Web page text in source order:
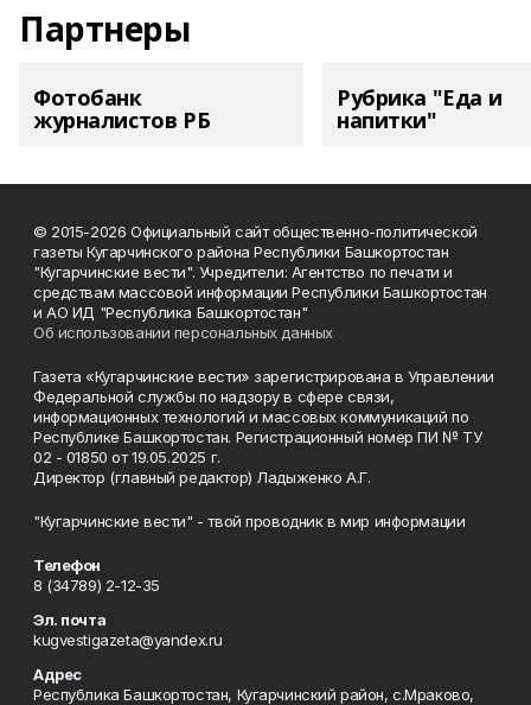
Партнеры
Фотобанк
журналистов РБ
Рубрика "Еда и
напитки"
© 2015-2026 Официальный сайт общественно-политической
газеты Кугарчинского района Республики Башкортостан
"Кугарчинские вести". Учредители: Агентство по печати и
средствам массовой информации Республики Башкортостан
и АО ИД "Республика Башкортостан"
Об использовании персональных данных
Газета «Кугарчинские вести» зарегистрирована в Управлении
Федеральной службы по надзору в сфере связи,
информационных технологий и массовых коммуникаций по
Республике Башкортостан. Регистрационный номер ПИ № ТУ
02 - 01850 от 19.05.2025 г.
Директор (главный редактор) Ладыженко А.Г.
"Кугарчинские вести" - твой проводник в мир информации
Телефон
8 (34789) 2-12-35
Эл. почта
kugvestigazeta@yandex.ru
Адрес
Республика Башкортостан, Кугарчинский район, с.Мраково,